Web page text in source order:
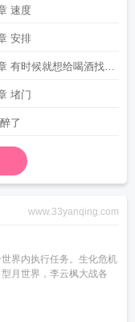
速度
安排
有时候就想给喝酒找个
堵门
了
www.33yanqing.com
界内执行任务。生化危机
月世界，李云枫大战各